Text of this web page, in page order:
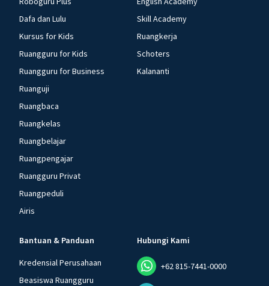
Dafa dan Lulu
Kursus for Kids
Ruangguru for Kids
Ruangguru for Business
Ruanguji
Ruangbaca
Ruangkelas
Ruangbelajar
Ruangpengajar
Ruangguru Privat
Ruangpeduli
Airis
Skill Academy
Ruangkerja
Schoters
Kalananti
Bantuan & Panduan
Kredensial Perusahaan
Beasiswa Ruangguru
Hubungi Kami
+62 815-7441-0000